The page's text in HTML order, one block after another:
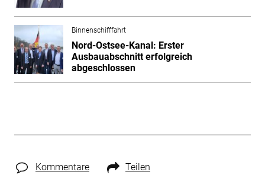
Binnenschifffahrt
Nord-Ostsee-Kanal: Erster
Ausbauabschnitt erfolgreich
abgeschlossen
Kommentare Teilen